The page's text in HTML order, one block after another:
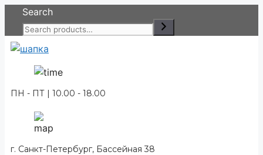
Перейти
содержимому
Search
ПН - ПТ | 10.00 - 18.00
г. Санкт-Петербург, Бассейная 38